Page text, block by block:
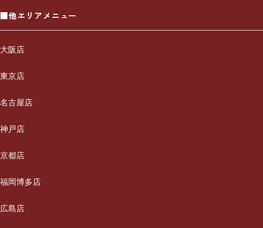
■他エリアメニュー
大阪店
一休について
ご利用の流れ
ブログ
お知らせ
採用情報
東京店
一休について
ご利用の流れ
ブログ
お知らせ
名古屋店
一休について
ご利用の流れ
ブログ
神戸店
一休について
ご利用の流れ
京都店
一休について
ご利用の流れ
福岡博多店
一休について
広島店